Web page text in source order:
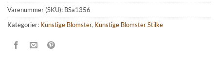
Varenummer (SKU): BSa1356
Kategorier: Kunstige Blomster, Kunstige Blomster Stilke